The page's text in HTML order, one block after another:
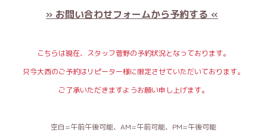
» お問い合わせフォームから予約する «
こちらは現在、スタッフ菅野の予約状況となっております。
只今大西のご予約はリピーター様に限定させていただいております。
ご了承いただきますようお願い申し上げます。
空白=午前午後可能、AM=午前可能、PM=午後可能